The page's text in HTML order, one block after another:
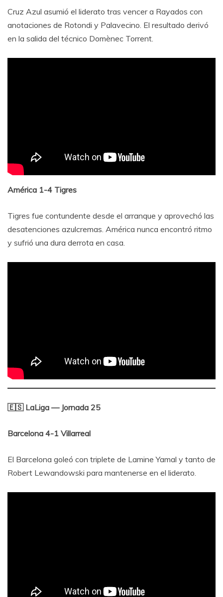
Cruz Azul asumió el liderato tras vencer a Rayados con
anotaciones de Rotondi y Palavecino. El resultado derivó
en la salida del técnico Domènec Torrent.
América 1-4 Tigres
Tigres fue contundente desde el arranque y aprovechó las
desatenciones azulcremas. América nunca encontró ritmo
y sufrió una dura derrota en casa.
🇪🇸 LaLiga — Jornada 25
Barcelona 4-1 Villarreal
El Barcelona goleó con triplete de Lamine Yamal y tanto de
Robert Lewandowski para mantenerse en el liderato.